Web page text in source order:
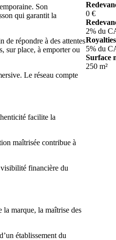
Son
qui garantit la
de répondre à des attentes
sur place, à emporter ou
Le réseau compte
facilite la
maîtrisée contribue à
financière du
la marque, la maîtrise des
établissement du
0 €
2% du
5% du
Surface
250 m²